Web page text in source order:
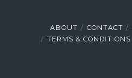
ABOUT CONTACT
TERMS & CONDITIONS